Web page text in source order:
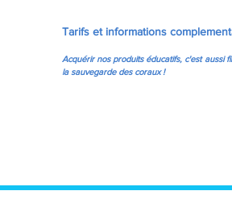
Tarifs et informations
Acquérir nos produits éducatifs, c'est aussi
la sauvegarde des coraux !